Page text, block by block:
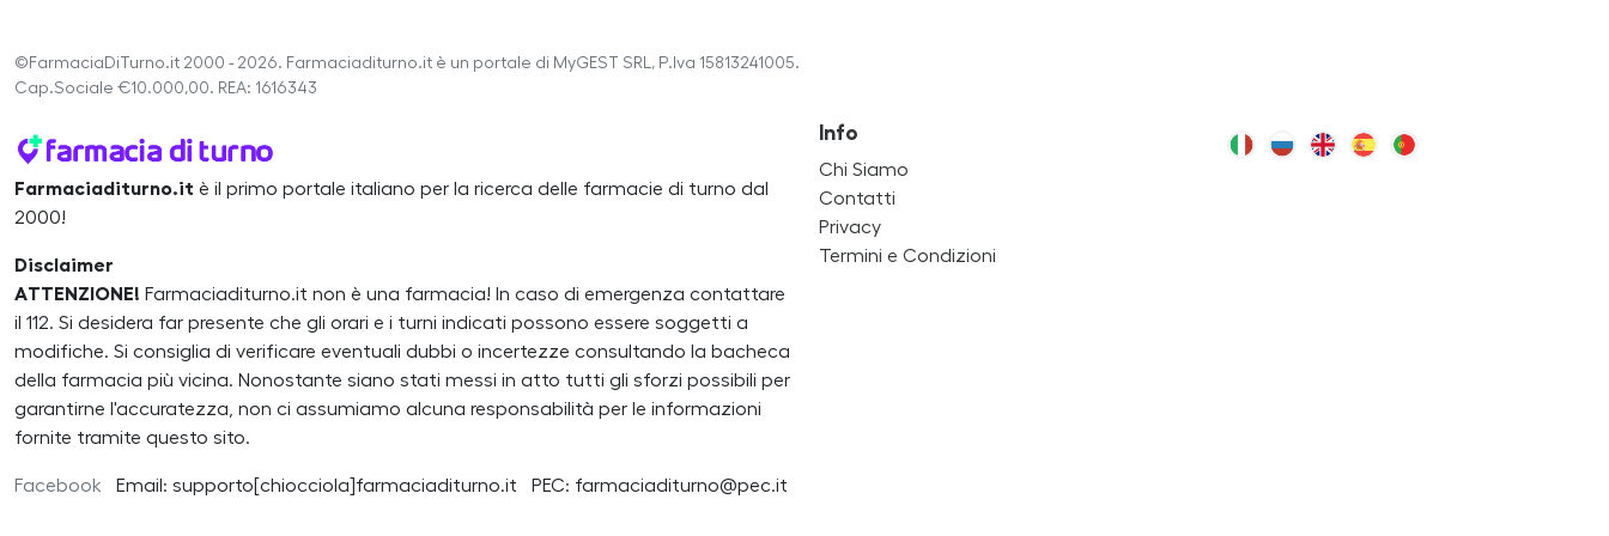
©FarmaciaDiTurno.it 2000 - 2026. Farmaciaditurno.it è un portale di MyGEST SRL, P.Iva 15813241005.
Cap.Sociale €10.000,00. REA: 1616343
Farmaciaditurno.it è il primo portale italiano per la ricerca delle farmacie di turno dal
2000!
Disclaimer
ATTENZIONE! Farmaciaditurno.it non è una farmacia! In caso di emergenza contattare
il 112. Si desidera far presente che gli orari e i turni indicati possono essere soggetti a
modifiche. Si consiglia di verificare eventuali dubbi o incertezze consultando la bacheca
della farmacia più vicina. Nonostante siano stati messi in atto tutti gli sforzi possibili per
garantirne l'accuratezza, non ci assumiamo alcuna responsabilità per le informazioni
fornite tramite questo sito.
Facebook Email: supporto[chiocciola]farmaciaditurno.it PEC: farmaciaditurno@pec.it
Info
Chi Siamo
Contatti
Privacy
Termini e Condizioni